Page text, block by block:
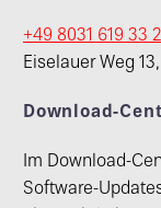
+49 8031 619 33
Eiselauer Weg
Download-
Im Download-
Software-